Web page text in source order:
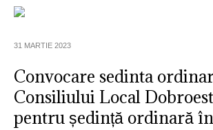
31 MARTIE 2023
Convocare sedinta
Consiliului Local
pentru ședință ordinară